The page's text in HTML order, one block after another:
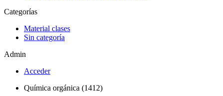
Categorías
Material clases
Sin categoría
Admin
Acceder
Química orgánica (1412)